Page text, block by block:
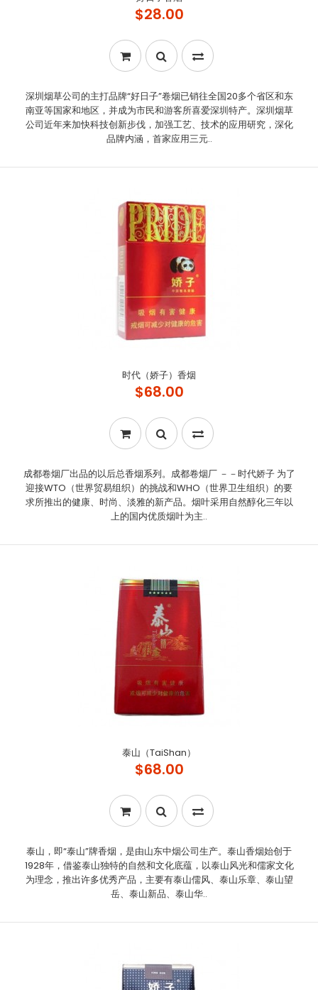
$28.00
深圳烟草公司的主打品牌“好日子”卷烟已销往全国20多个省区和东
南亚等国家和地区，并成为市民和游客所喜爱深圳特产。深圳烟草
公司近年来加快科技创新步伐，加强工艺、技术的应用研究，深化
品牌内涵，首家应用三元..
时代（娇子）香烟
$68.00
成都卷烟厂出品的以后总香烟系列。成都卷烟厂 －－时代娇子 为了
迎接WTO（世界贸易组织）的挑战和WHO（世界卫生组织）的要
求所推出的健康、时尚、淡雅的新产品。烟叶采用自然醇化三年以
上的国内优质烟叶为主..
泰山（TaiShan）
$68.00
泰山，即“泰山”牌香烟，是由山东中烟公司生产。泰山香烟始创于
1928年，借鉴泰山独特的自然和文化底蕴，以泰山风光和儒家文化
为理念，推出许多优秀产品，主要有泰山儒风、泰山乐章、泰山望
岳、泰山新品、泰山华..